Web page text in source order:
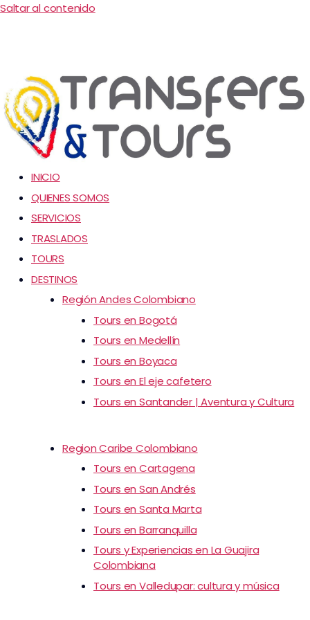
Saltar al contenido
INICIO
QUIENES SOMOS
SERVICIOS
TRASLADOS
TOURS
DESTINOS
Región Andes Colombiano
Tours en Bogotá
Tours en Medellín
Tours en Boyaca
Tours en El eje cafetero
Tours en Santander | Aventura y Cultura
Region Caribe Colombiano
Tours en Cartagena
Tours en San Andrés
Tours en Santa Marta
Tours en Barranquilla
Tours y Experiencias en La Guajira
Colombiana
Tours en Valledupar: cultura y música